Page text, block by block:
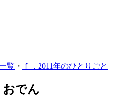
覧 ・ ｆ．2011年のひとりごと
でん